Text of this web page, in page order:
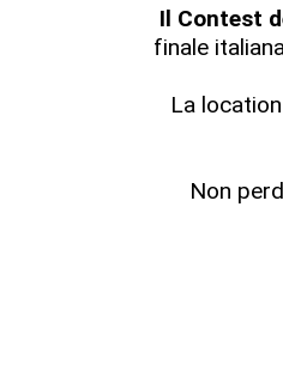
Il Contest
finale
La
Non